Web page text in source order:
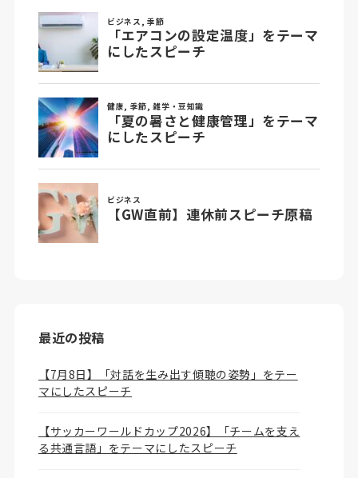
最近の投稿
【7月8日】「対話を生み出す傾聴の姿勢」をテー
マにしたスピーチ
【サッカーワールドカップ2026】「チームを支え
る共通言語」をテーマにしたスピーチ